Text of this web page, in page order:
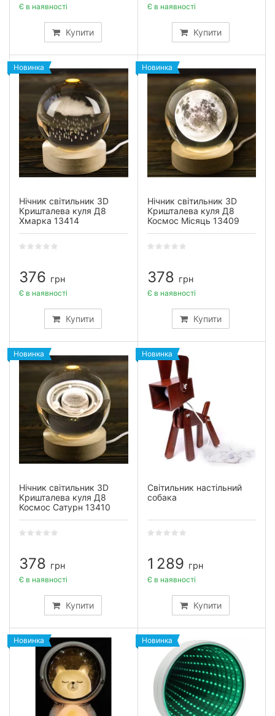
Купити
Є в наявності
Купити
Є в наявності
Новинка
Нічник світильник 3D
Кришталева куля Д8
Хмарка 13414
376 грн
Купити
Є в наявності
Новинка
Нічник світильник 3D
Кришталева куля Д8
Космос Місяць 13409
378 грн
Купити
Є в наявності
Новинка
Нічник світильник 3D
Кришталева куля Д8
Космос Сатурн 13410
378 грн
Купити
Є в наявності
Новинка
Світильник настільний
собака
1 289 грн
Купити
Є в наявності
Новинка Новинка